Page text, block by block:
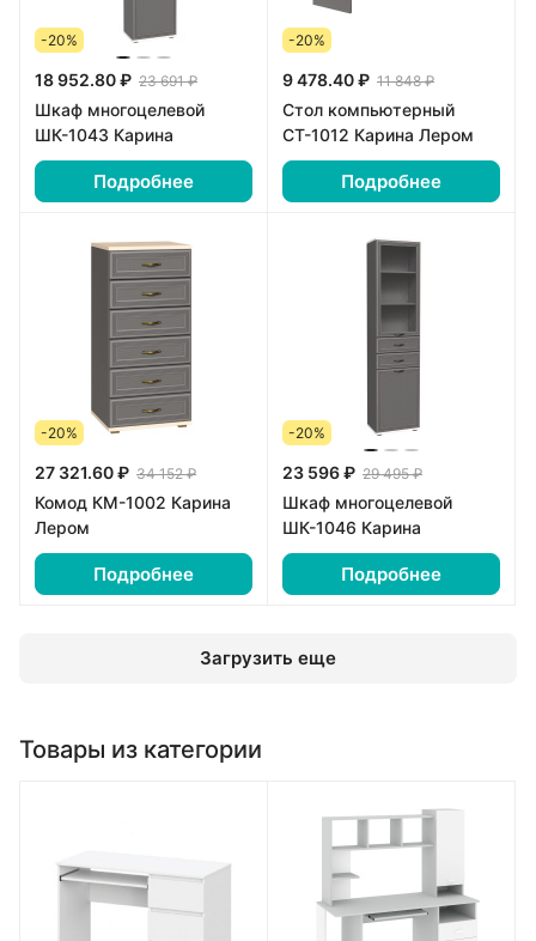
-20%
18 952.80 ₽ 23 691 ₽
Шкаф многоцелевой
ШК-1043 Карина
Подробнее
-20%
9 478.40 ₽ 11 848 ₽
Стол компьютерный
СТ-1012 Карина Лером
Подробнее
-20%
27 321.60 ₽ 34 152 ₽
Комод КМ-1002 Карина
Лером
Подробнее
-20%
23 596 ₽ 29 495 ₽
Шкаф многоцелевой
ШК-1046 Карина
Подробнее
Загрузить еще
Товары из категории